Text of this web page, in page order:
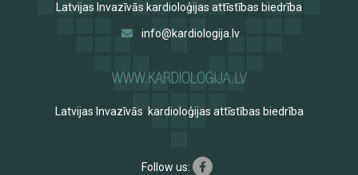
Latvijas Invazīvās kardioloģijas attīstības biedrība
info@kardiologija.lv
Latvijas Invazīvās kardioloģijas attīstības biedrība
Follow us: